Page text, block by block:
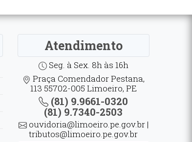
Atendimento
Seg. à Sex. 8h às 16h
Praça Comendador Pestana,
113 55702-005 Limoeiro, PE
(81) 9.9661-0320
(81) 9.7340-2503
ouvidoria@limoeiro.pe.gov.br |
tributos@limoeiro.pe.gov.br